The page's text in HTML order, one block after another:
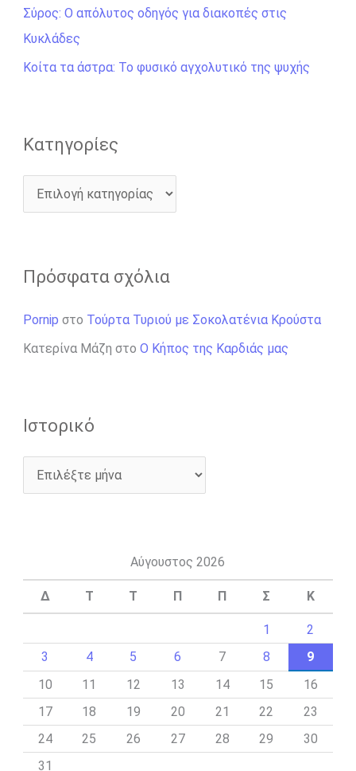
σ
η
γ
Σύρος: Ο απόλυτος οδηγός για διακοπές στις
Κυκλάδες
Κοίτα τα άστρα: Το φυσικό αγχολυτικό της ψυχής
Kατηγορίες
Πρόσφατα σχόλια
Pornip στο Τούρτα Τυριού με Σοκολατένια Κρούστα
Κατερίνα Μάζη στο Ο Κήπος της Καρδιάς μας
Ιστορικό
Αύγουστος 2026
Δ Τ Τ Π Π Σ Κ
1
2
3
4 5 6 7 8
9
10
11 12 13 14 15
16
17
18 19 20 21 22
23
24
25 26 27 28 29
30
31